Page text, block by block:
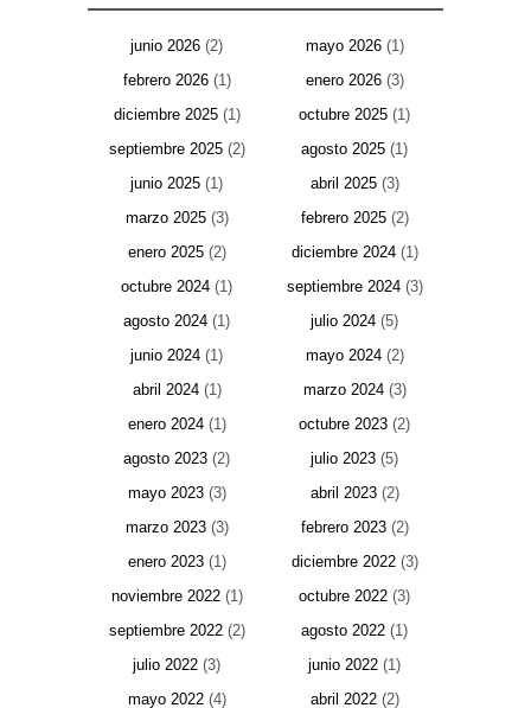
junio 2026 (2) mayo 2026(1)
febrero 2026(1) enero 2026(3)
diciembre 2025(1) octubre 2025 (1)
septiembre 2025(2) agosto 2025 (1)
junio 2025 (1) abril 2025(3)
marzo 2025(3) febrero 2025(2)
enero 2025(2) diciembre 2024(1)
octubre 2024 (1) septiembre 2024(3)
agosto 2024 (1) julio 2024 (5)
junio 2024 (1) mayo 2024(2)
abril 2024(1) marzo 2024(3)
enero 2024(1) octubre 2023 (2)
agosto 2023 (2) julio 2023 (5)
mayo 2023(3) abril 2023(2)
marzo 2023(3) febrero 2023(2)
enero 2023(1) diciembre 2022(3)
noviembre 2022(1) octubre 2022 (3)
septiembre 2022(2) agosto 2022 (1)
julio 2022 (3) junio 2022 (1)
mayo 2022(4) abril 2022(2)